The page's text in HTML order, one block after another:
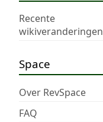
Recente
wikiveranderingen
Space
Over RevSpace
FAQ